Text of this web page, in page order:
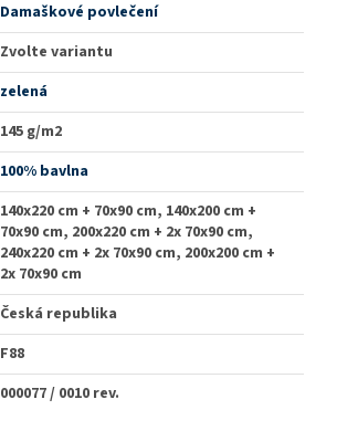
Damaškové povlečení
Zvolte variantu
zelená
145 g/m2
100% bavlna
140x220 cm + 70x90 cm, 140x200 cm +
70x90 cm, 200x220 cm + 2x 70x90 cm,
240x220 cm + 2x 70x90 cm, 200x200 cm +
2x 70x90 cm
Česká republika
F88
000077 / 0010 rev.